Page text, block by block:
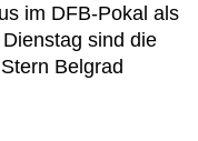
im DFB-Pokal als
sind die
Belgrad